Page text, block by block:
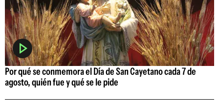
Por qué se conmemora el Día de San Cayetano cada 7 de
agosto, quién fue y qué se le pide